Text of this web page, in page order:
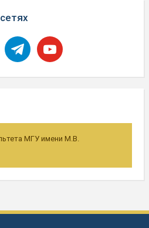
telegram youtube
МГУ имени М.В.